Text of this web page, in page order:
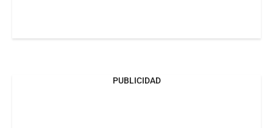
PUBLICIDAD